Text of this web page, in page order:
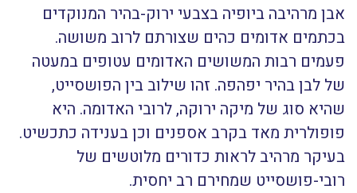
אבן מרהיבה ביופיה בצבעי ירוק-בהיר המנוקדים
בכתמים אדומים כהים שצורתם לרוב משושה.
פעמים רבות המשושים האדומים עטופים במעטה
של לבן בהיר יפהפה. זהו שילוב בין הפושסייט,
שהיא סוג של מיקה ירוקה, לרובי האדומה. היא
פופולרית מאד בקרב אספנים וכן בענידה כתכשיט.
בעיקר מרהיב לראות כדורים מלוטשים של
רובי-פושסייט שמחירם רב יחסית.